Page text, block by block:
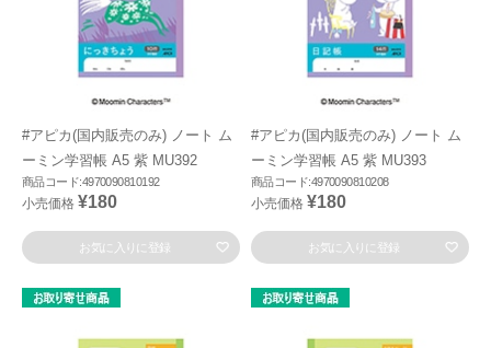
#アピカ(国内販売のみ) ノート ム
ーミン学習帳 A5 紫 MU392
商品コード:4970090810192
小売価格 ¥180
お気に入りに登録
#アピカ(国内販売のみ) ノート ム
ーミン学習帳 A5 紫 MU393
商品コード:4970090810208
小売価格 ¥180
お気に入りに登録